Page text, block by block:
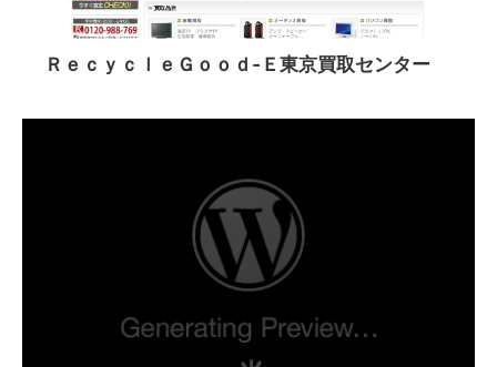
ＲｅｃｙｃｌｅＧｏｏｄ‐Ｅ東京買取センター